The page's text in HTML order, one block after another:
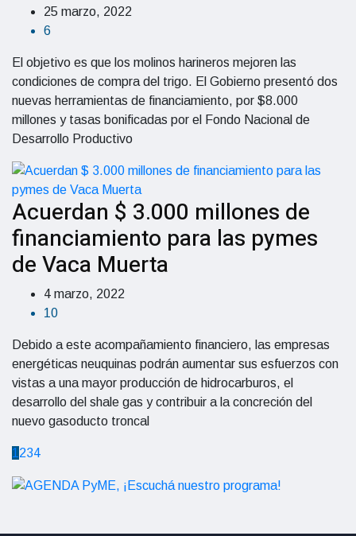
25 marzo, 2022
6
El objetivo es que los molinos harineros mejoren las
condiciones de compra del trigo. El Gobierno presentó dos
nuevas herramientas de financiamiento, por $8.000
millones y tasas bonificadas por el Fondo Nacional de
Desarrollo Productivo
Acuerdan $ 3.000 millones de
financiamiento para las pymes
de Vaca Muerta
4 marzo, 2022
10
Debido a este acompañamiento financiero, las empresas
energéticas neuquinas podrán aumentar sus esfuerzos con
vistas a una mayor producción de hidrocarburos, el
desarrollo del shale gas y contribuir a la concreción del
nuevo gasoducto troncal
1 234